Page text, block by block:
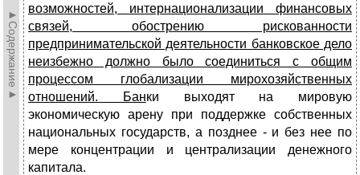
►Содержание►
возможностей, интернационализа­ции финансовых
связей, обострению рискованности
предприниматель­ской деятельности банковское дело
неизбежно должно было соединиться с общим
процессом глобализации мирохозяйственных
отношений. Банки выходят на мировую
экономическую арену при поддержке собствен­ных
национальных государств, а позднее - и без нее по
мере концентра­ции и централизации денежного
капитала.